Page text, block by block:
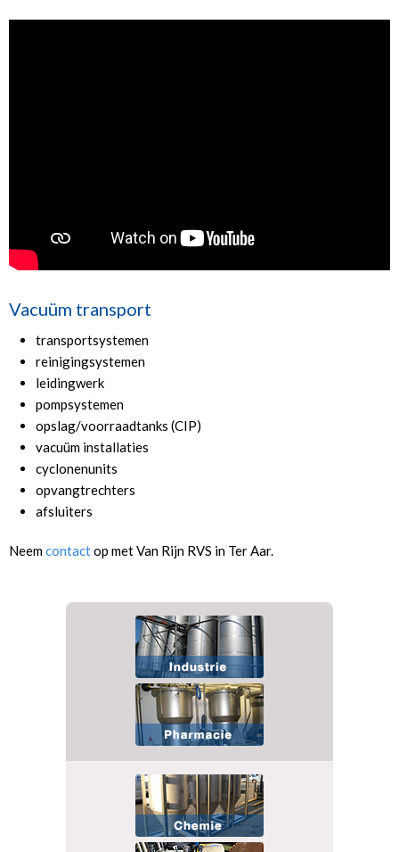
Vacuüm transport
transportsystemen
reinigingsystemen
leidingwerk
pompsystemen
opslag/voorraadtanks (CIP)
vacuüm installaties
cyclonenunits
opvangtrechters
afsluiters
Neemcontactop met Van Rijn RVS in Ter Aar.